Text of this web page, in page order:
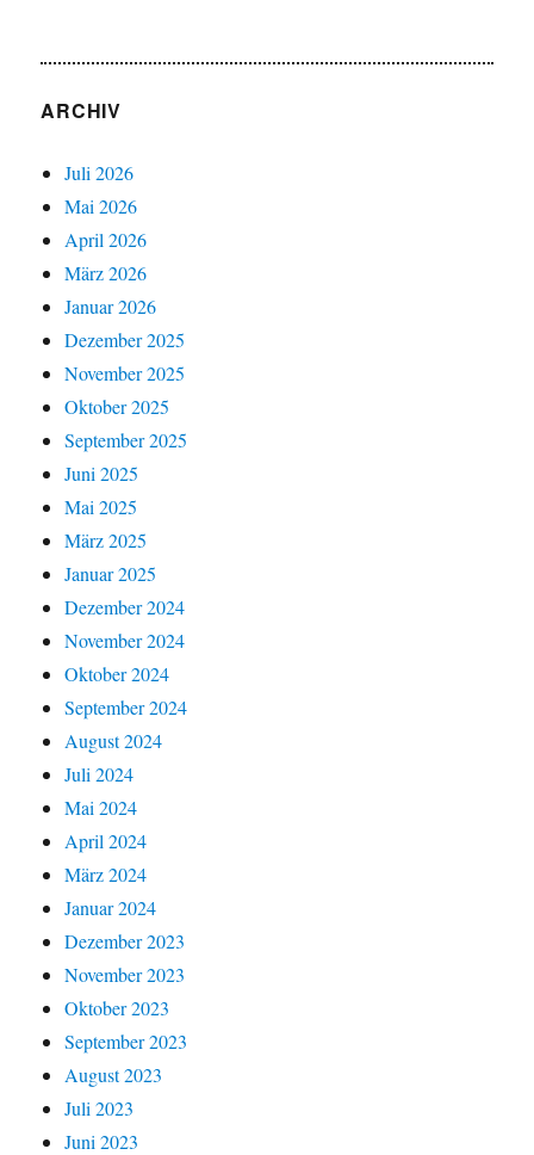
ARCHIV
Juli 2026
Mai 2026
April 2026
März 2026
Januar 2026
Dezember 2025
November 2025
Oktober 2025
September 2025
Juni 2025
Mai 2025
März 2025
Januar 2025
Dezember 2024
November 2024
Oktober 2024
September 2024
August 2024
Juli 2024
Mai 2024
April 2024
März 2024
Januar 2024
Dezember 2023
November 2023
Oktober 2023
September 2023
August 2023
Juli 2023
Juni 2023